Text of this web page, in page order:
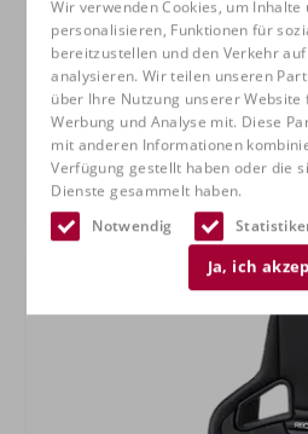
Wir verwenden Cookies, um Inhalte
personalisieren, Funktionen für
bereitzustellen und den Verkehr
analysieren. Wir teilen unseren
über Ihre Nutzung unserer Website
Werbung und Analyse mit. Diese
mit anderen Informationen
Verfügung gestellt haben oder die
Dienste gesammelt haben.
Notwendig
Ja, ich
RECARO